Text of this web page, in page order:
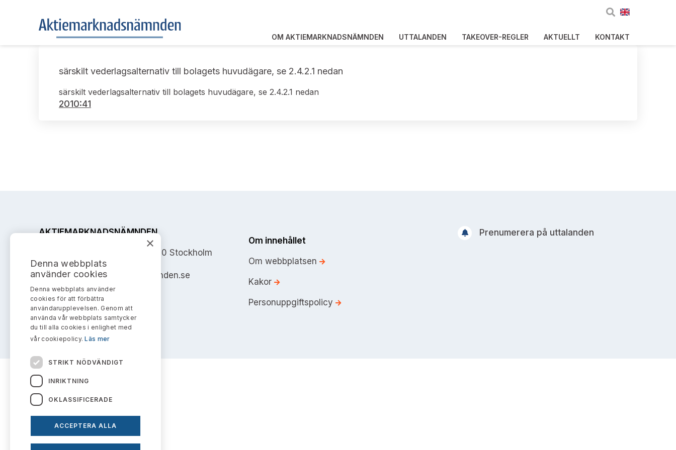
OM AKTIEMARKNADSNÄMNDEN UTTALANDEN TAKEOVER-REGLER AKTUELLT KONTAKT
särskilt vederlagsalternativ till bolagets huvudägare, se 2.4.2.1 nedan
särskilt vederlagsalternativ till bolagets huvudägare, se 2.4.2.1 nedan
2010:41
AKTIEMARKNADSNÄMNDEN
Address: Box 7354, 103 90 Stockholm
info@aktiemarknadsnamnden.se
Om innehållet
Om webbplatsen
Kakor
Personuppgiftspolicy
Prenumerera på uttalanden
×
Denna webbplats
använder cookies
Denna webbplats använder
cookies för att förbättra
användarupplevelsen. Genom att
använda vår webbplats samtycker
du till alla cookies i enlighet med
vår cookiepolicy.Läs mer
STRIKT NÖDVÄNDIGT
INRIKTNING
OKLASSIFICERADE
ACCEPTERA ALLA